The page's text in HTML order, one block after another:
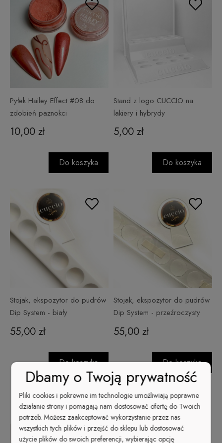
Pyłek Hailey Effect #08 do
zdobień paznokci
10,00 zł
Do koszyka
Stand z logo CUCCIO na
lakiery i hybrydy
5,00 zł
Do koszyka
Stojak, ekspozytor do pudrów
Dip System - biały
55,00 zł
Do koszyka
Stojak, ekspozytor do pudrów
Dip System - przeźroczysty
55,00 zł
Do koszyka
Dbamy o Twoją prywatność
Pliki cookies i pokrewne im technologie umożliwiają poprawne
działanie strony i pomagają nam dostosować ofertę do Twoich
potrzeb. Możesz zaakceptować wykorzystanie przez nas
wszystkich tych plików i przejść do sklepu lub dostosować
użycie plików do swoich preferencji, wybierając opcję